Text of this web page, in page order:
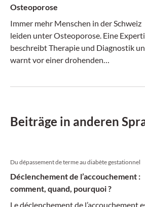
Osteoporose
Immer mehr Menschen in der Schweiz
leiden unter Osteoporose. Eine
beschreibt Therapie und Diagnostik
warnt vor einer drohenden
Beiträge in anderen
Du dépassement de terme au diabète gestationnel
Déclenchement de l’accouchement :
comment, quand, pourquoi ?
Le déclenchement de l’accouchement